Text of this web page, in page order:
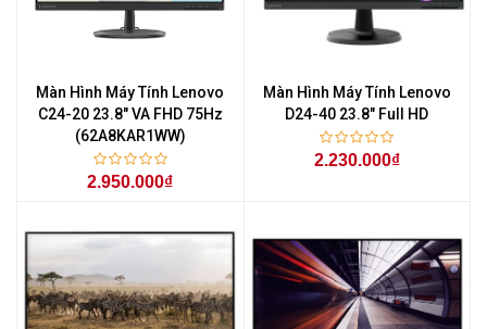
Màn Hình Máy Tính Lenovo
C24-20 23.8" VA FHD 75Hz
(62A8KAR1WW)
2.950.000₫
Màn Hình Máy Tính Lenovo
D24-40 23.8" Full HD
2.230.000₫